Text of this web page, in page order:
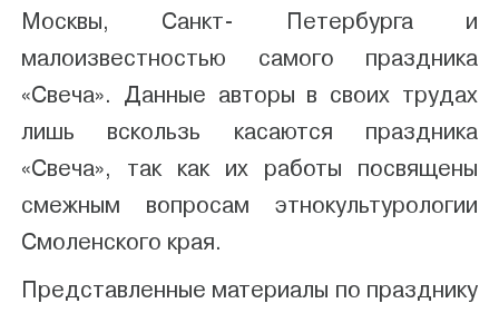
Москвы, Санкт- Петербурга и
малоизвестностью самого праздника
«Свеча». Данные авторы в своих трудах
лишь вскользь касаются праздника
«Свеча», так как их работы посвящены
смежным вопросам этнокультурологии
Смоленского края.
Представленные материалы по празднику